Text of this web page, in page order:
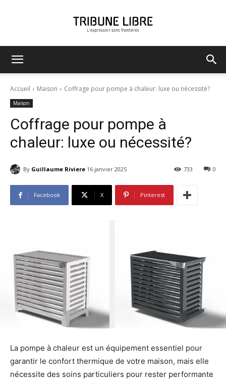
Accueil Maison Coffrage pour pompe à chaleur: luxe ou nécessité?
Maison
Coffrage pour pompe à
chaleur: luxe ou nécessité?
By Guillaume Riviere 16 janvier 2025 0
733
Facebook X Pinterest
La pompe à chaleur est un équipement essentiel pour
garantir le confort thermique de votre maison, mais elle
nécessite des soins particuliers pour rester performante